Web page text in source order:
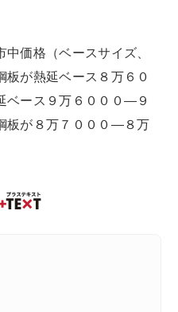
価格（ベースサイズ、
板が熱延ベース８万６０
ベース９万６０００―９
板が８万７０００―８万